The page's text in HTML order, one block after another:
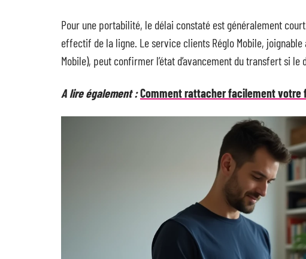
Pour une portabilité, le délai constaté est généralement
effectif de la ligne. Le service clients Réglo Mobile,
Mobile), peut confirmer l’état d’avancement du transfert si le
A lire également :Comment rattacher facilement